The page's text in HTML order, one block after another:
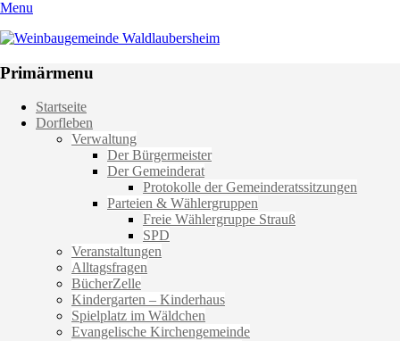
Menu
Weinbaugemeinde Waldlaubersheim
Primärmenu
Weiter
zum
Startseite
Dorfleben
Verwaltung
Der Bürgermeister
Der Gemeinderat
Protokolle der Gemeinderatssitzungen
Parteien & Wählergruppen
Freie Wählergruppe Strauß
SPD
Veranstaltungen
Alltagsfragen
BücherZelle
Kindergarten – Kinderhaus
Spielplatz im Wäldchen
Evangelische Kirchengemeinde